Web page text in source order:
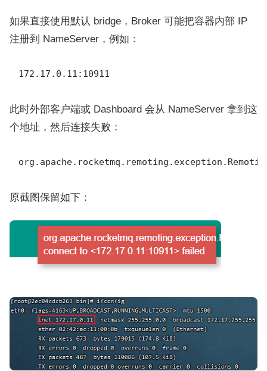
如果直接使用默认 bridge，Broker 可能把容器内部 IP
注册到 NameServer，例如：
此时外部客户端或 Dashboard 会从 NameServer 拿到这
个地址，然后连接失败：
原截图保留如下：